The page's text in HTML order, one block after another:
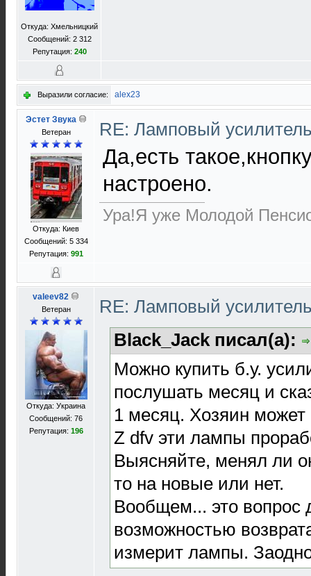
Откуда: Хмельницкий
Сообщений: 2 312
Репутация: 240
Выразили согласие: alex23
Эстет Звука
Ветеран
Откуда: Киев
Сообщений: 5 334
Репутация: 991
RE: Ламповый
Да,есть
настроено.
Ура!Я уже Молодой
valeev82
Ветеран
Откуда: Украина
Сообщений: 76
Репутация: 196
RE: Ламповый
Black_Jack писал(а):
Можно купить б.у.
послушать месяц и
1 месяц. Хозяин может
Z dfv эти лампы
Выясняйте, менял ли
то на новые или нет.
Вообщем... это вопрос
возможностью
измерит лампы.